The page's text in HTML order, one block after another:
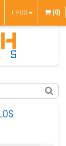
€ EUR (0)